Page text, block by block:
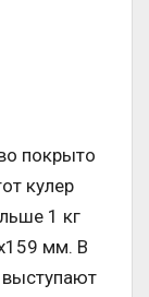
покрыто
кулер
1 кг
мм. В
выступают